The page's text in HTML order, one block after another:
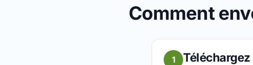
Comment
1